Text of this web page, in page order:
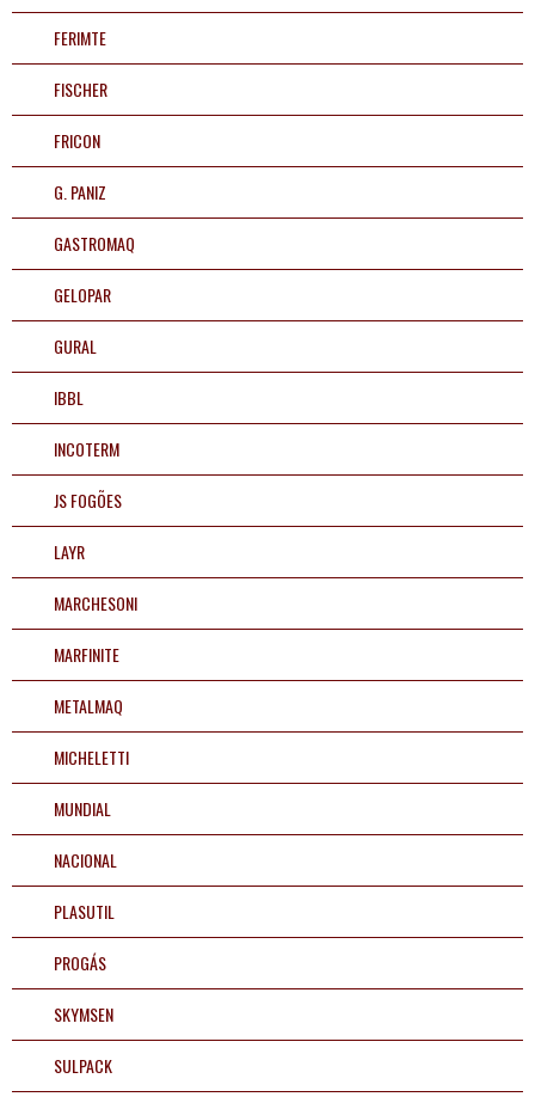
Aplicações
Fale
Conosco
61
32459900
Televendas
61
32459900
FERIMTE
FISCHER
FRICON
G. PANIZ
GASTROMAQ
GELOPAR
GURAL
IBBL
INCOTERM
JS FOGÕES
LAYR
MARCHESONI
MARFINITE
METALMAQ
MICHELETTI
MUNDIAL
NACIONAL
PLASUTIL
PROGÁS
SKYMSEN
SULPACK